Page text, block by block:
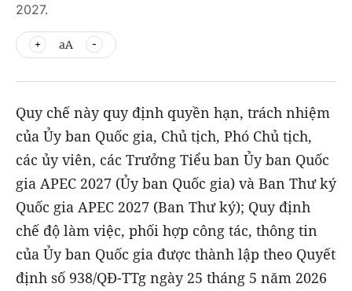
2027.
aA
Quy chế này quy định quyền hạn, trách nhiệm
của Ủy ban Quốc gia, Chủ tịch, Phó Chủ tịch,
các ủy viên, các Trưởng Tiểu ban Ủy ban Quốc
gia APEC 2027 (Ủy ban Quốc gia) và Ban Thư ký
Quốc gia APEC 2027 (Ban Thư ký); Quy định
chế độ làm việc, phối hợp công tác, thông tin
của Ủy ban Quốc gia được thành lập theo Quyết
định số 938/QĐ-TTg ngày 25 tháng 5 năm 2026